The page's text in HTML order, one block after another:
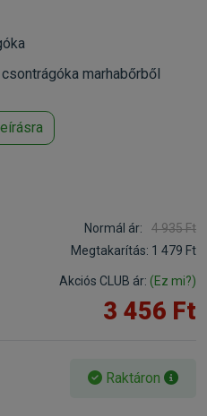
marhabőrből
Normál ár:
4 935 Ft
Megtakarítás: 1 479 Ft
Akciós CLUB ár: (Ez mi?)
3 456 Ft
Raktáron